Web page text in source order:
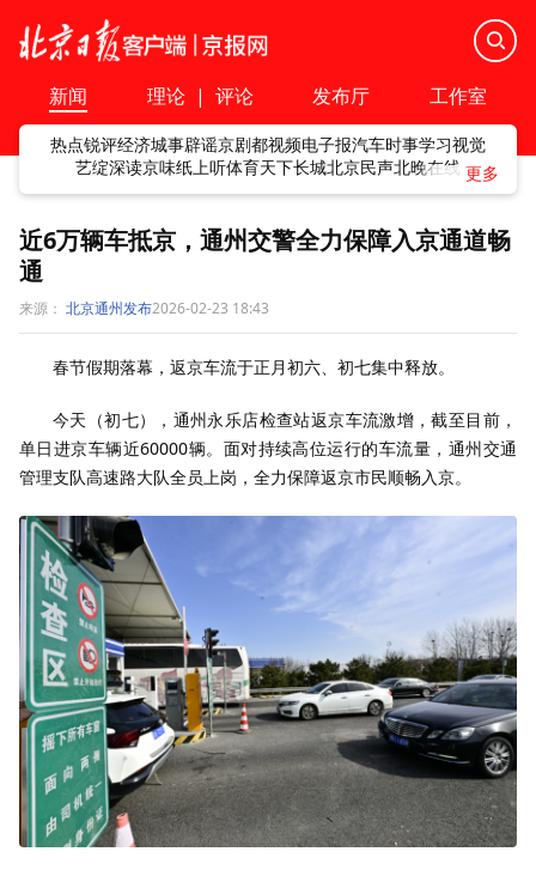
新闻 理论 | 评论 发布厅 工作室
热点锐评经济城事辟谣京剧都视频电子报汽车时事学习视觉
艺绽深读京味纸上听体育天下长城北京民声北晚在线
近6万辆车抵京，通州交警全力保障入京通道畅
通
来源： 北京通州发布2026-02-23 18:43
春节假期落幕，返京车流于正月初六、初七集中释放。
今天（初七），通州永乐店检查站返京车流激增，截至目前，
单日进京车辆近60000辆。面对持续高位运行的车流量，通州交通
管理支队高速路大队全员上岗，全力保障返京市民顺畅入京。